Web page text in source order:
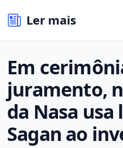
Ler mais
Em
juramento,
da Nasa usa
Sagan ao